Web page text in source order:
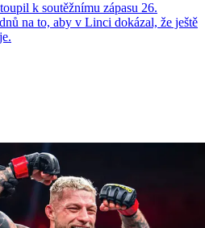
k soutěžnímu zápasu 26.
na to, aby v Linci dokázal, že ještě